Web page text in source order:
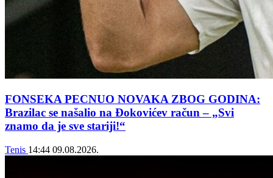
FONSEKA PECNUO NOVAKA ZBOG GODINA:
Brazilac se našalio na Đokovićev račun – „Svi
znamo da je sve stariji!“
Tenis 14:44 09.08.2026.